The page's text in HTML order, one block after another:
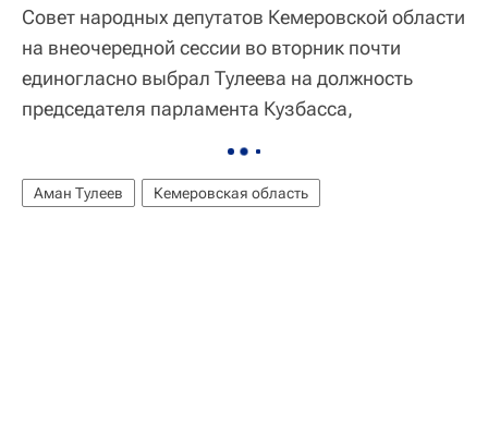
Совет народных депутатов Кемеровской области
на внеочередной сессии во вторник почти
единогласно выбрал Тулеева на должность
председателя парламента Кузбасса,
Аман Тулеев Кемеровская область